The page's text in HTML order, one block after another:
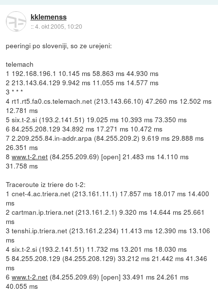
kklemenss
::4. okt 2005, 10:20
peeringi po sloveniji, so ze urejeni:
telemach
1 192.168.196.1 10.145 ms 58.863 ms 44.930 ms
2 213.143.64.129 9.942 ms 11.055 ms 14.577 ms
3 * * *
4 rt1.rt5.fa0.cs.telemach.net (213.143.66.10) 47.260 ms 12.502 ms
12.781 ms
5 six.t-2.si (193.2.141.51) 19.025 ms 10.393 ms 73.350 ms
6 84.255.208.129 34.892 ms 17.271 ms 10.472 ms
7 2.209.255.84.in-addr.arpa (84.255.209.2) 9.619 ms 29.888 ms
26.351 ms
8www.t-2.net (84.255.209.69) [open] 21.483 ms 14.110 ms
31.758 ms
Traceroute iz triere do t-2:
1 cnet-4.ac.triera.net (213.161.11.1) 17.857 ms 18.017 ms 14.400
ms
2 cartman.ip.triera.net (213.161.2.1) 9.320 ms 14.644 ms 25.661
ms
3 tenshi.ip.triera.net (213.161.2.234) 11.413 ms 12.390 ms 13.106
ms
4 six.t-2.si (193.2.141.51) 11.732 ms 13.201 ms 18.030 ms
5 84.255.208.129 (84.255.208.129) 33.212 ms 21.442 ms 41.346
ms
6www.t-2.net (84.255.209.69) [open] 33.491 ms 24.261 ms
40.055 ms